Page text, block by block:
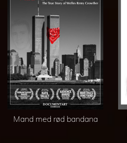
Mand med rød bandana